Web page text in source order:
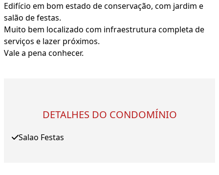
Edifício em bom estado de conservação, com jardim e
salão de festas.
Muito bem localizado com infraestrutura completa de
serviços e lazer próximos.
Vale a pena conhecer.
DETALHES DO CONDOMÍNIO
Salao Festas